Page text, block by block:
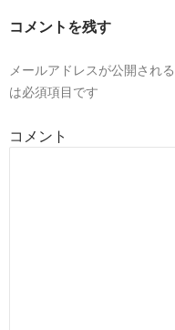
ゲ
シ
ン
コメントを残す
メールアドレスが公開され
は必須項目です
コメント